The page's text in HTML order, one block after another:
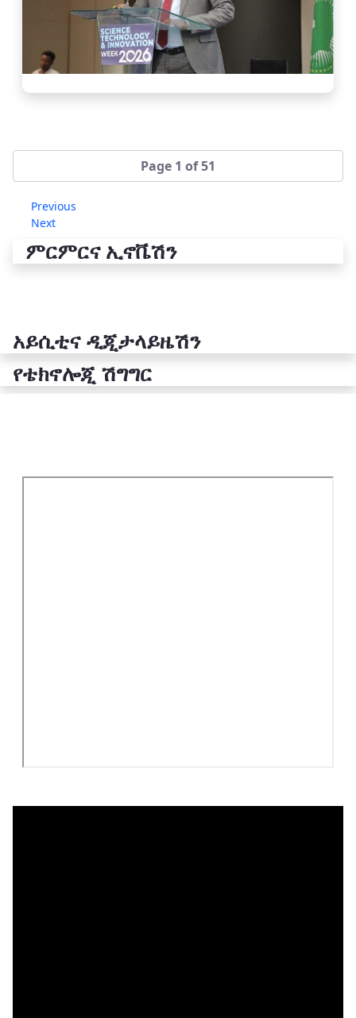
Page 1 of 51
Next
ምርምርና ኢኖቬሽን
የቴክኖሎጂ ሽግግር